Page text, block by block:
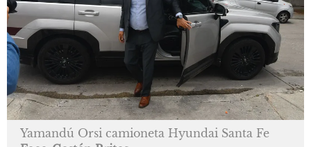
Yamandú Orsi camioneta Hyundai Santa Fe